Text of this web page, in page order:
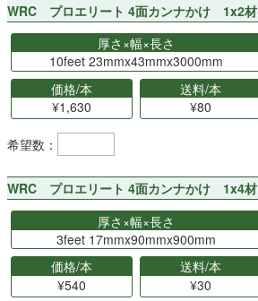
WRC プロエリート 4面カンナかけ 1x2材
厚さ×幅×長さ
10feet 23mmx43mmx3000mm
価格/本
¥1,630
送料/本
¥80
希望数：
WRC プロエリート 4面カンナかけ 1x4材
厚さ×幅×長さ
3feet 17mmx90mmx900mm
価格/本
¥540
送料/本
¥30